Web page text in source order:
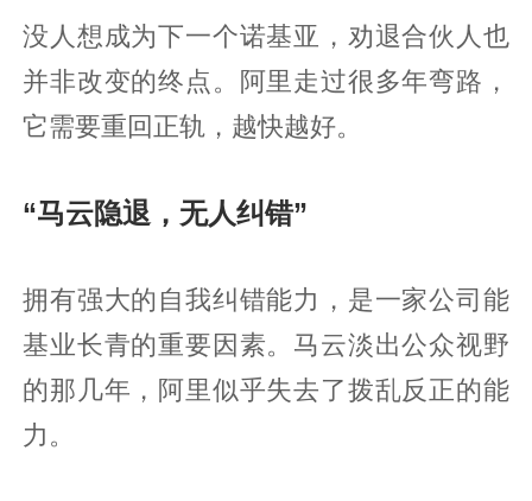
没人想成为下一个诺基亚，劝退合伙人也
并非改变的终点。阿里走过很多年弯路，
它需要重回正轨，越快越好。
“马云隐退，无人纠错”
拥有强大的自我纠错能力，是一家公司能
基业长青的重要因素。马云淡出公众视野
的那几年，阿里似乎失去了拨乱反正的能
力。